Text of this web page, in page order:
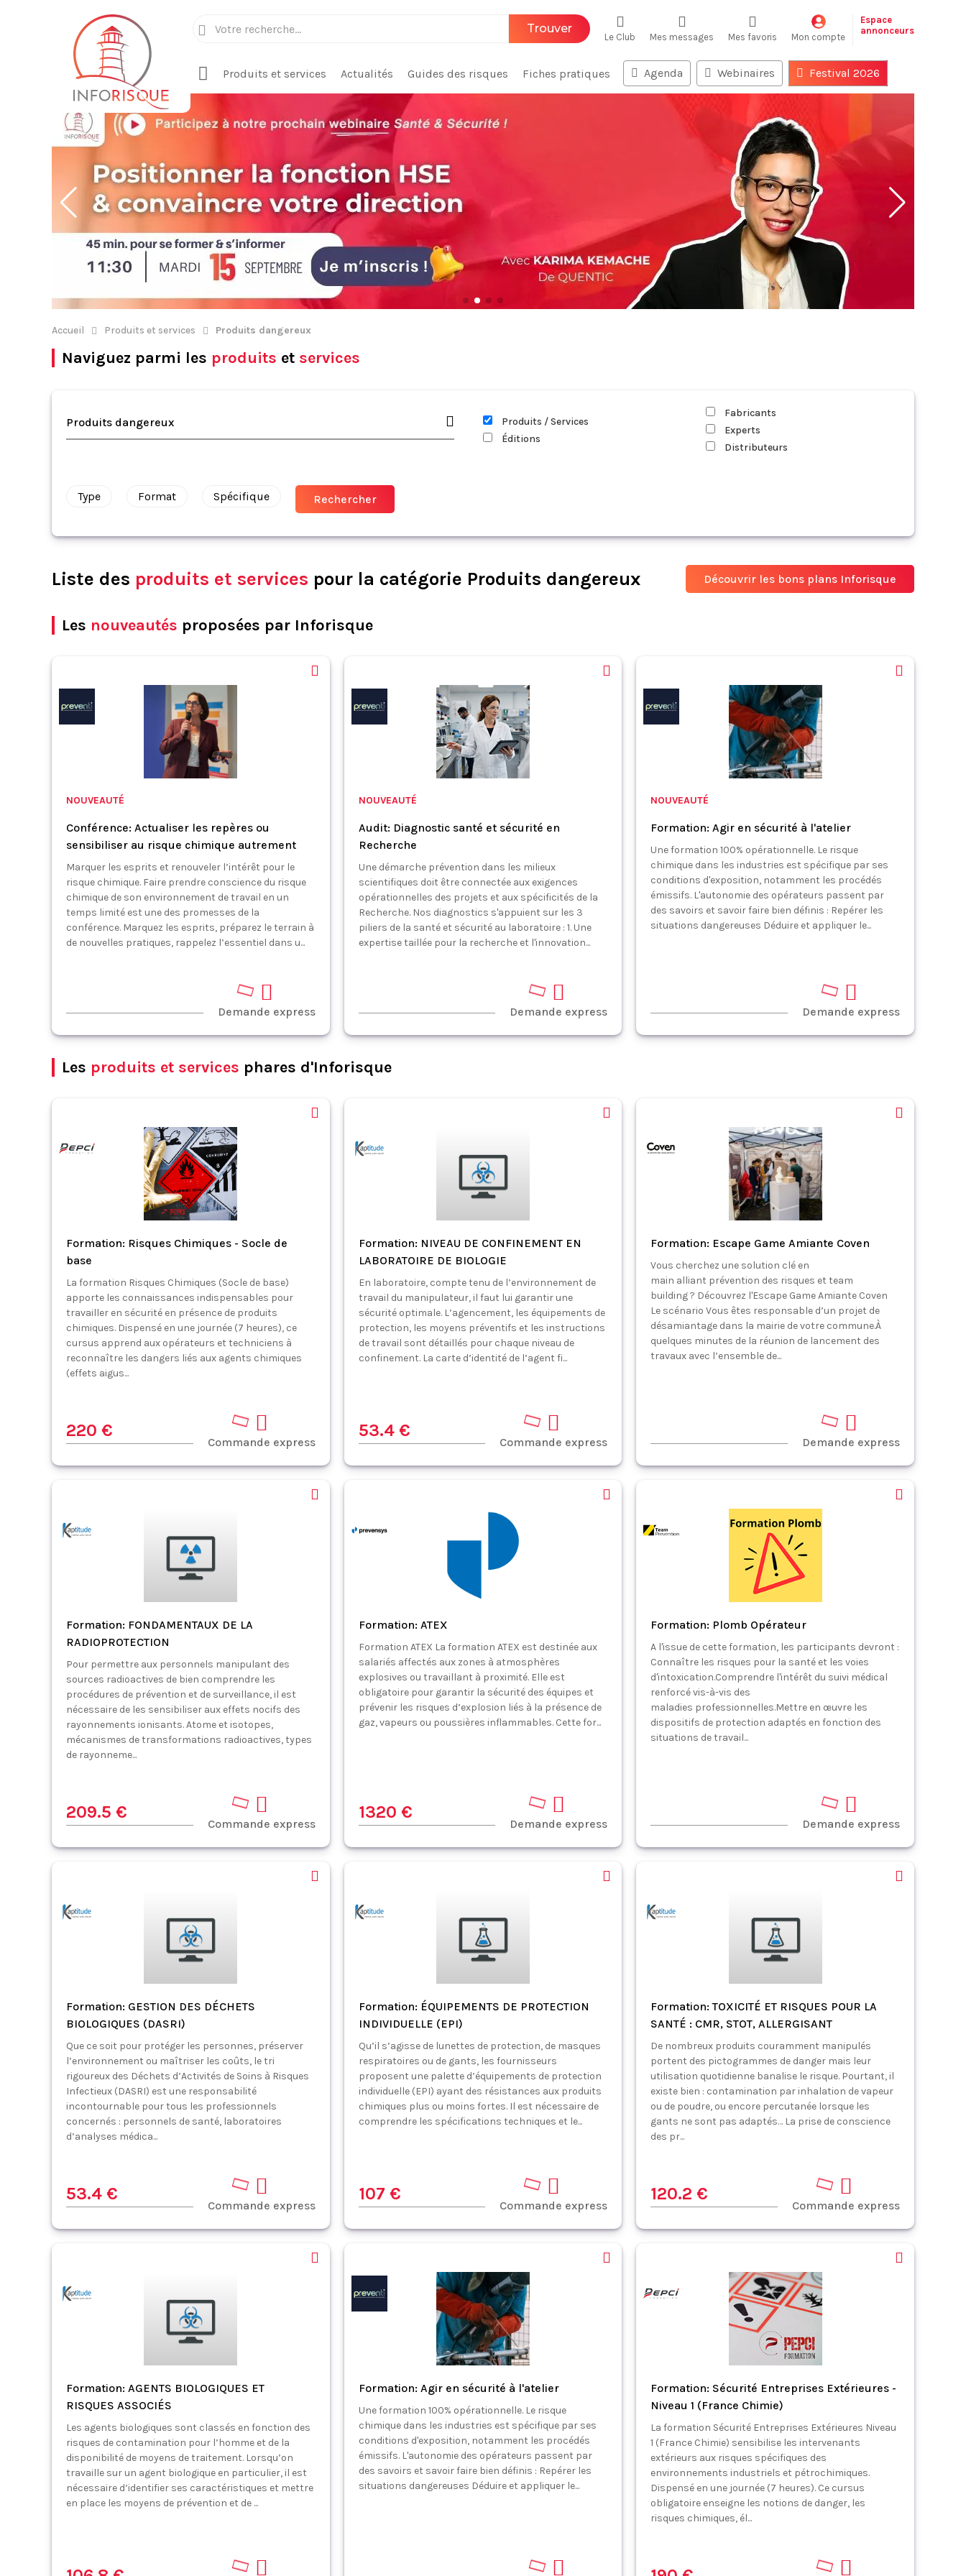
Trouver
Le Club Mes messages Mes favoris Mon compte
Espace
annonceurs
Produits et services Actualités Guides des risques Fiches pratiques Agenda Webinaires Festival 2026
Accueil Produits et services Produits dangereux
Naviguez parmi les produits et services
Produits dangereux
Produits / Services
Éditions
Fabricants
Experts
Distributeurs
Type Format Spécifique
Liste des produits et services pour la catégorie Produits dangereux Découvrir les bons plans Inforisque
Les nouveautés proposées par Inforisque
NOUVEAUTÉ
Conférence: Actualiser les repères ou
sensibiliser au risque chimique autrement
Marquer les esprits et renouveler l’intérêt pour le
risque chimique. Faire prendre conscience du risque
chimique de son environnement de travail en un
temps limité est une des promesses de la
conférence. Marquez les esprits, préparez le terrain à
de nouvelles pratiques, rappelez l’essentiel dans u...
Demande express
NOUVEAUTÉ
Audit: Diagnostic santé et sécurité en
Recherche
Une démarche prévention dans les milieux
scientifiques doit être connectée aux exigences
opérationnelles des projets et aux spécificités de la
Recherche. Nos diagnostics s'appuient sur les 3
piliers de la santé et sécurité au laboratoire : 1. Une
expertise taillée pour la recherche et l'innovation...
Demande express
NOUVEAUTÉ
Formation: Agir en sécurité à l'atelier
Une formation 100% opérationnelle. Le risque
chimique dans les industries est spécifique par ses
conditions d'exposition, notamment les procédés
émissifs. L'autonomie des opérateurs passent par
des savoirs et savoir faire bien définis : Repérer les
situations dangereuses Déduire et appliquer le...
Demande express
Les produits et services phares d'Inforisque
Formation: Risques Chimiques - Socle de
base
La formation Risques Chimiques (Socle de base)
apporte les connaissances indispensables pour
travailler en sécurité en présence de produits
chimiques. Dispensé en une journée (7 heures), ce
cursus apprend aux opérateurs et techniciens à
reconnaître les dangers liés aux agents chimiques
(effets aigus...
220 €
Commande express
Formation: NIVEAU DE CONFINEMENT EN
LABORATOIRE DE BIOLOGIE
En laboratoire, compte tenu de l’environnement de
travail du manipulateur, il faut lui garantir une
sécurité optimale. L’agencement, les équipements de
protection, les moyens préventifs et les instructions
de travail sont détaillés pour chaque niveau de
confinement. La carte d’identité de l’agent fi...
53.4 €
Commande express
Formation: Escape Game Amiante Coven
Vous cherchez une solution clé en
main alliant prévention des risques et team
building ? Découvrez l'Escape Game Amiante Coven
Le scénario Vous êtes responsable d’un projet de
désamiantage dans la mairie de votre commune.À
quelques minutes de la réunion de lancement des
travaux avec l’ensemble de...
Demande express
Formation: FONDAMENTAUX DE LA
RADIOPROTECTION
Pour permettre aux personnels manipulant des
sources radioactives de bien comprendre les
procédures de prévention et de surveillance, il est
nécessaire de les sensibiliser aux effets nocifs des
rayonnements ionisants. Atome et isotopes,
mécanismes de transformations radioactives, types
de rayonneme...
209.5 €
Commande express
Formation: ATEX
Formation ATEX La formation ATEX est destinée aux
salariés affectés aux zones à atmosphères
explosives ou travaillant à proximité. Elle est
obligatoire pour garantir la sécurité des équipes et
prévenir les risques d’explosion liés à la présence de
gaz, vapeurs ou poussières inflammables. Cette for...
1320 €
Demande express
Formation: Plomb Opérateur
A l'issue de cette formation, les participants devront :
Connaître les risques pour la santé et les voies
d'intoxication.Comprendre l'intérêt du suivi médical
renforcé vis-à-vis des
maladies professionnelles.Mettre en œuvre les
dispositifs de protection adaptés en fonction des
situations de travail...
Demande express
Formation: GESTION DES DÉCHETS
BIOLOGIQUES (DASRI)
Que ce soit pour protéger les personnes, préserver
l’environnement ou maîtriser les coûts, le tri
rigoureux des Déchets d’Activités de Soins à Risques
Infectieux (DASRI) est une responsabilité
incontournable pour tous les professionnels
concernés : personnels de santé, laboratoires
d’analyses médica...
53.4 €
Commande express
Formation: ÉQUIPEMENTS DE PROTECTION
INDIVIDUELLE (EPI)
Qu’il s’agisse de lunettes de protection, de masques
respiratoires ou de gants, les fournisseurs
proposent une palette d’équipements de protection
individuelle (EPI) ayant des résistances aux produits
chimiques plus ou moins fortes. Il est nécessaire de
comprendre les spécifications techniques et le...
107 €
Commande express
Formation: TOXICITÉ ET RISQUES POUR LA
SANTÉ : CMR, STOT, ALLERGISANT
De nombreux produits couramment manipulés
portent des pictogrammes de danger mais leur
utilisation quotidienne banalise le risque. Pourtant, il
existe bien : contamination par inhalation de vapeur
ou de poudre, ou encore percutanée lorsque les
gants ne sont pas adaptés… La prise de conscience
des pr...
120.2 €
Commande express
Formation: AGENTS BIOLOGIQUES ET
RISQUES ASSOCIÉS
Les agents biologiques sont classés en fonction des
risques de contamination pour l’homme et de la
disponibilité de moyens de traitement. Lorsqu’on
travaille sur un agent biologique en particulier, il est
nécessaire d’identifier ses caractéristiques et mettre
en place les moyens de prévention et de ...
Formation: Agir en sécurité à l'atelier
Une formation 100% opérationnelle. Le risque
chimique dans les industries est spécifique par ses
conditions d'exposition, notamment les procédés
émissifs. L'autonomie des opérateurs passent par
des savoirs et savoir faire bien définis : Repérer les
situations dangereuses Déduire et appliquer le...
Formation: Sécurité Entreprises Extérieures -
Niveau 1 (France Chimie)
La formation Sécurité Entreprises Extérieures Niveau
1 (France Chimie) sensibilise les intervenants
extérieurs aux risques spécifiques des
environnements industriels et pétrochimiques.
Dispensé en une journée (7 heures). Ce cursus
obligatoire enseigne les notions de danger, les
risques chimiques, él...